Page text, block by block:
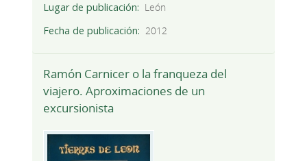
Lugar de publicación
León
Fecha de publicación
2012
Ramón Carnicer o la franqueza del
viajero. Aproximaciones de un
excursionista